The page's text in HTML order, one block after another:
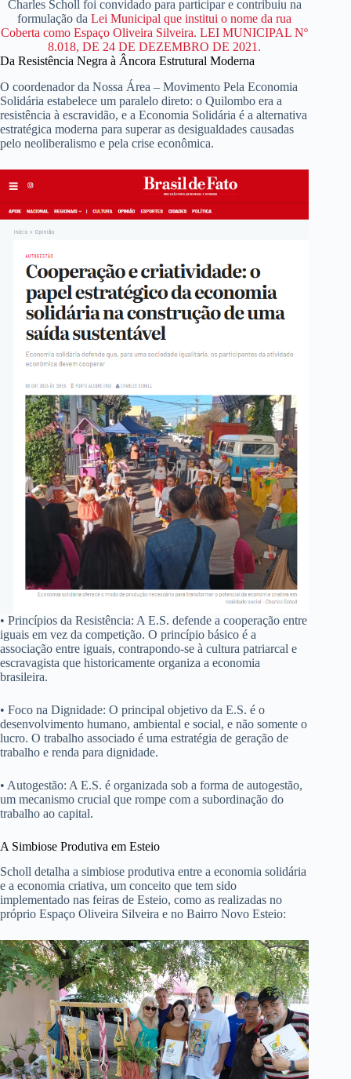
Charles Scholl foi convidado para participar e contribuiu na
formulação daLei Municipal que institui o nome da rua
Coberta como Espaço Oliveira Silveira. LEI MUNICIPAL Nº
8.018, DE 24 DE DEZEMBRO DE 2021.
Da Resistência Negra à Âncora Estrutural Moderna
O coordenador da Nossa Área – Movimento Pela Economia
Solidária estabelece um paralelo direto: o Quilombo era a
resistência à escravidão, e a Economia Solidária é a alternativa
estratégica moderna para superar as desigualdades causadas
pelo neoliberalismo e pela crise econômica.
• Princípios da Resistência: A E.S. defende a cooperação entre
iguais em vez da competição. O princípio básico é a
associação entre iguais, contrapondo-se à cultura patriarcal e
escravagista que historicamente organiza a economia
brasileira.
• Foco na Dignidade: O principal objetivo da E.S. é o
desenvolvimento humano, ambiental e social, e não somente o
lucro. O trabalho associado é uma estratégia de geração de
trabalho e renda para dignidade.
• Autogestão: A E.S. é organizada sob a forma de autogestão,
um mecanismo crucial que rompe com a subordinação do
trabalho ao capital.
A Simbiose Produtiva em Esteio
Scholl detalha a simbiose produtiva entre a economia solidária
e a economia criativa, um conceito que tem sido
implementado nas feiras de Esteio, como as realizadas no
próprio Espaço Oliveira Silveira e no Bairro Novo Esteio: